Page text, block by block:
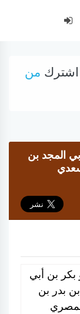
اشترك من
المجد بن
بكر بن أبي
بدر بن